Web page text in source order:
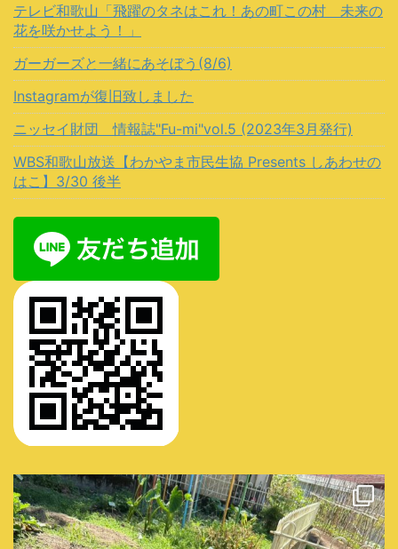
テレビ和歌山「飛躍のタネはこれ！あの町この村 未来の
花を咲かせよう！」
ガーガーズと一緒にあそぼう(8/6)
Instagramが復旧致しました
ニッセイ財団 情報誌"Fu-mi"vol.5 (2023年3月発行)
WBS和歌山放送【わかやま市民生協 Presents しあわせの
はこ】3/30 後半